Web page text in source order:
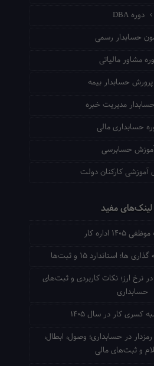
دوره DBA
حسابدار رسمی
مشاور مالیاتی
حسابدار بیمه
مدیریت خبره
حسابداری مالی
حسابرسی
آموزشی کارکنان دولت
لینک‌های مفید
اداره کار
ها؛ استاندارد ۱۵ و ثبت‌ها
در نرخ ارز؛ نکات کاربردی و ثبت‌های
حسابداری
کسری کار در سال ۱۴۰۵
در حسابداری؛ وصول، ابطال،
و ثبت‌های مالی